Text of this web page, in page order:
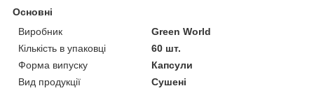
Основні
Виробник
Green World
Кількість в упаковці
60 шт.
Форма випуску
Капсули
Вид продукції
Сушені